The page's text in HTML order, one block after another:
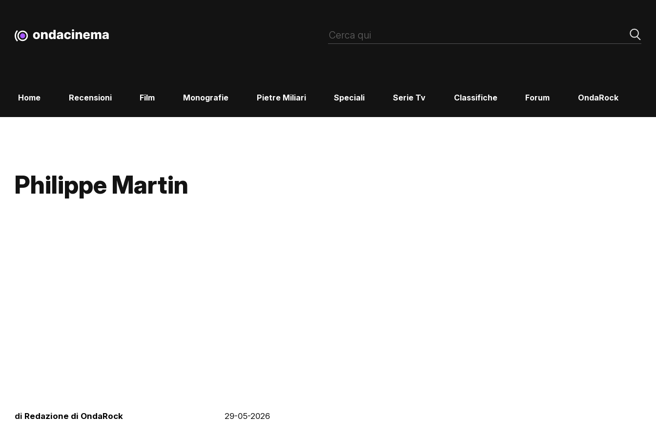
Home Recensioni Film Monografie Pietre Miliari Speciali Serie Tv Classifiche Forum OndaRock
Philippe Martin
di Redazione di OndaRock 29-05-2026